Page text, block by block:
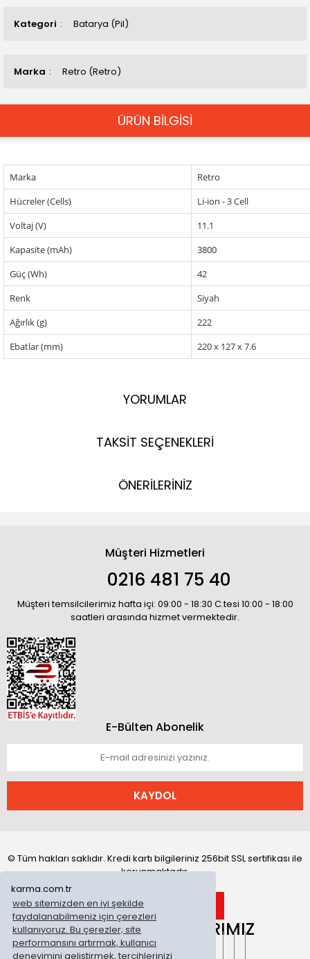
karma.com.tr
web sitemizden en iyi şekilde
faydalanabilmeniz için çerezleri
kullanıyoruz. Bu çerezler; site
performansını artırmak, kullanıcı
deneyimini geliştirmek, tercihlerinizi
Kategori Batarya (Pil)
Marka Retro (Retro)
ÜRÜN BİLGİSİ
Marka
Retro
Hücreler (Cells)
Li-ion - 3 Cell
Voltaj (V)
11.1
Kapasite (mAh)
3800
Güç (Wh)
42
Renk
Siyah
Ağırlık (g)
222
Ebatlar (mm)
220 x 127 x 7.6
YORUMLAR
TAKSİT SEÇENEKLERİ
ÖNERİLERİNİZ
Müşteri Hizmetleri
0216 481 75 40
Müşteri temsilcilerimiz hafta içi: 09:00 - 18:30 C.tesi 10:00 - 18:00
saatleri arasında hizmet vermektedir.
E-Bülten Abonelik
KAYDOL
© Tüm hakları saklıdır. Kredi kartı bilgileriniz 256bit SSL sertifikası ile
korunmaktadır.
ONLİNE MAĞAZALARIMIZ